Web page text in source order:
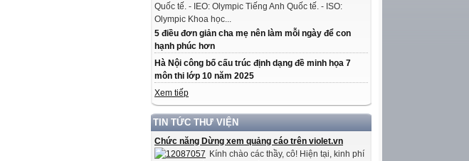
Quốc tế. - IEO: Olympic Tiếng Anh Quốc tế. - ISO:
Olympic Khoa học...
5 điều đơn giản cha mẹ nên làm mỗi ngày để con
hạnh phúc hơn
Hà Nội công bố cấu trúc định dạng đề minh họa 7
môn thi lớp 10 năm 2025
Xem tiếp
TIN TỨC THƯ VIỆN
Chức năng Dừng xem quảng cáo trên violet.vn
Kính chào các thầy, cô! Hiện tại, kinh phí